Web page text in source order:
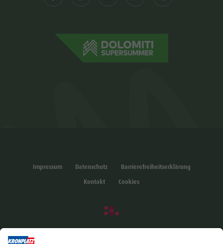
Impressum Datenschutz
Barrierefreiheitserklärung
Kontakt
Cookies